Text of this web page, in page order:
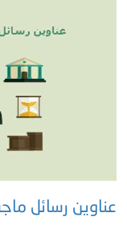
عناوين رسائل